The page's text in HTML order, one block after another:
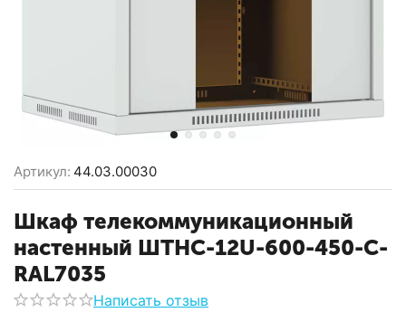
Артикул: 44.03.00030
Шкаф телекоммуникационный
настенный ШТНС-12U-600-450-С-
RAL7035
Написать отзыв